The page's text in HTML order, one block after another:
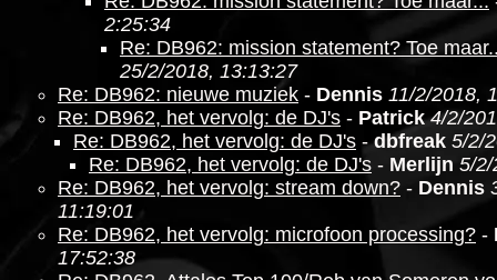
2:25:34
Re: DB962: mission statement? Toe
25/2/2018, 13:13:27
Re: DB962: nieuwe muziek - Dennis 11/2/2018,
Re: DB962, het vervolg: de DJ's - Patrick 4/2/
Re: DB962, het vervolg: de DJ's -dbfreak 5/2/
Re: DB962, het vervolg: de DJ's - Merlijn 5/2/
Re: DB962, het vervolg: stream down? - Dennis
11:19:01
Re: DB962, het vervolg: microfoon processing? -
17:52:38